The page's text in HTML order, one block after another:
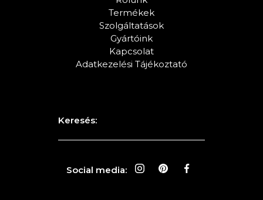
Termékek
Szolgáltatások
Gyártóink
Kapcsolat
Adatkezelési Tájékoztató
Keresés:
Social media: